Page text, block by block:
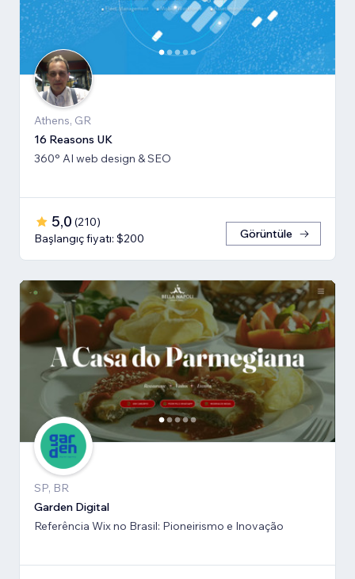
Athens, GR
16 Reasons UK
360° AI web design & SEO
5,0 (210)
Başlangıç fiyatı: $200
Görüntüle
SP, BR
Garden Digital
Referência Wix no Brasil: Pioneirismo e Inovação